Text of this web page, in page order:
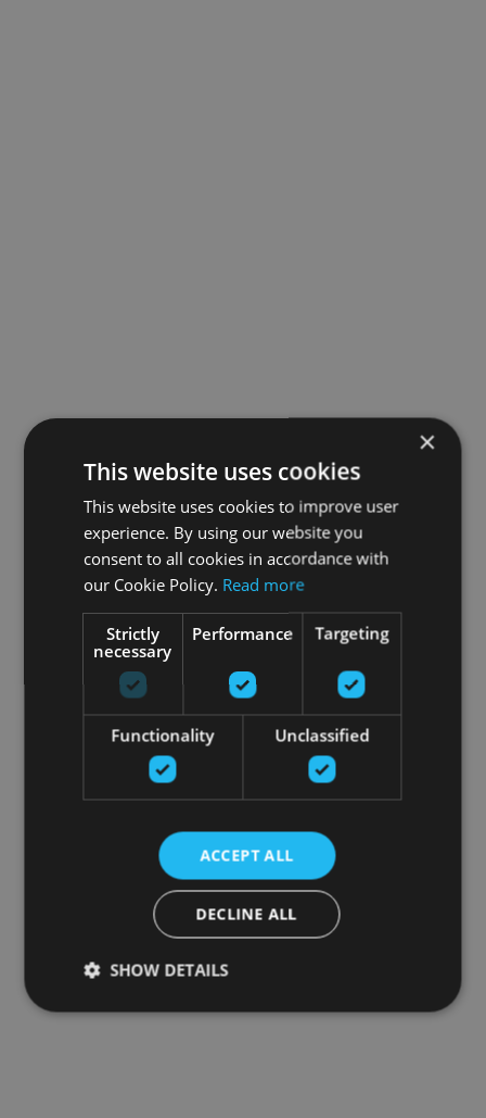
×
This website uses cookies
This website uses cookies to improve user
experience. By using our website you
consent to all cookies in accordance with
our Cookie Policy. Read more
Strictly
necessary
Performance Targeting
Functionality Unclassified
ACCEPT ALL
DECLINE ALL
SHOW DETAILS